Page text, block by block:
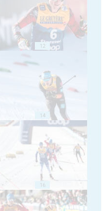
12
14
16